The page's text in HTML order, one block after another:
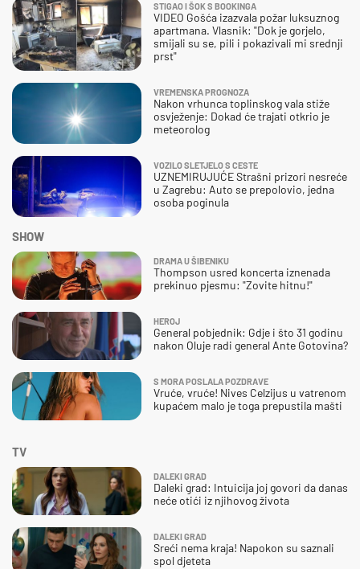
STIGAO I ŠOK S BOOKINGA
VIDEO Gošća izazvala požar luksuznog
apartmana. Vlasnik: "Dok je gorjelo,
smijali su se, pili i pokazivali mi srednji
prst"
VREMENSKA PROGNOZA
Nakon vrhunca toplinskog vala stiže
osvježenje: Dokad će trajati otkrio je
meteorolog
VOZILO SLETJELO S CESTE
UZNEMIRUJUĆE Strašni prizori nesreće
u Zagrebu: Auto se prepolovio, jedna
osoba poginula
SHOW
DRAMA U ŠIBENIKU
Thompson usred koncerta iznenada
prekinuo pjesmu: "Zovite hitnu!"
HEROJ
General pobjednik: Gdje i što 31 godinu
nakon Oluje radi general Ante Gotovina?
S MORA POSLALA POZDRAVE
Vruće, vruće! Nives Celzijus u vatrenom
kupaćem malo je toga prepustila mašti
TV
DALEKI GRAD
Daleki grad: Intuicija joj govori da danas
neće otići iz njihovog života
DALEKI GRAD
Sreći nema kraja! Napokon su saznali
spol djeteta